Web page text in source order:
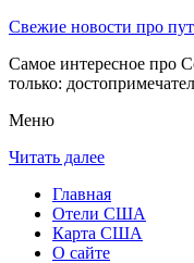
Свежие новости про
Самое интересное про
только:
Меню
Читать далее
Главная
Отели США
Карта США
О сайте